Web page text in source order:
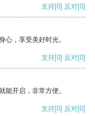
支持[0] 反对[0]
心，享受美好时光。
支持[0] 反对[0]
能开启，非常方便。
支持[0] 反对[0]